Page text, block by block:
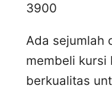
3900
Ada sejumlah
membeli kursi
berkualitas